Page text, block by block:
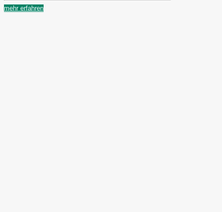
mehr erfahren